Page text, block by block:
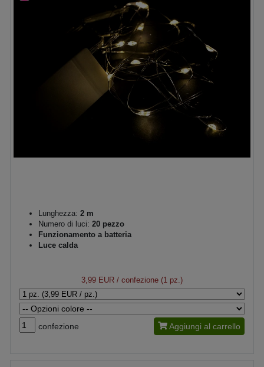
Lunghezza: 2 m
Numero di luci: 20 pezzo
Funzionamento a batteria
Luce calda
3,99 EUR / confezione (1 pz.)
confezione Aggiungi al carrello